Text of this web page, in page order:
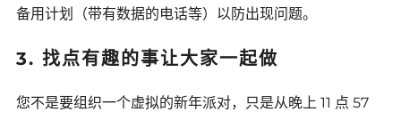
备用计划（带有数据的电话等）以防出现问题。
3. 找点有趣的事让大家一起做
您不是要组织一个虚拟的新年派对，只是从晚上 11 点 57